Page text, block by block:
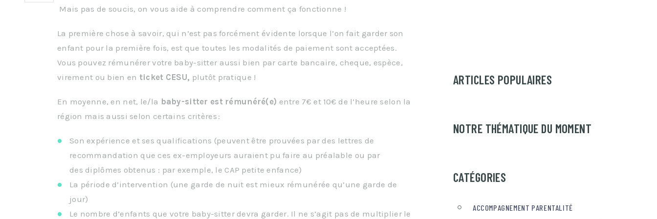
Mais pas de soucis, on vous aide à comprendre comment ça fonctionne !
La première chose à savoir, qui n’est pas forcément évidente lorsque l’on fait garder son
enfant pour la première fois, est que toutes les modalités de paiement sont acceptées.
Vous pouvez rémunérer votre baby-sitter aussi bien par carte bancaire, cheque, espèce,
virement ou bien en ticket CESU, plutôt pratique !
En moyenne, en net, le/la baby-sitter est rémunéré(e) entre 7€ et 10€ de l’heure selon la
région mais aussi selon certains critères :
Son expérience et ses qualifications (peuvent être prouvées par des lettres de
recommandation que ces ex-employeurs auraient pu faire au préalable ou par
des diplômes obtenus : par exemple, le CAP petite enfance)
La période d’intervention (une garde de nuit est mieux rémunérée qu’une garde de
jour)
Le nombre d’enfants que votre baby-sitter devra garder. Il ne s’agit pas de multiplier le
ARTICLES POPULAIRES
NOTRE THÉMATIQUE DU MOMENT
CATÉGORIES
ACCOMPAGNEMENT PARENTALITÉ